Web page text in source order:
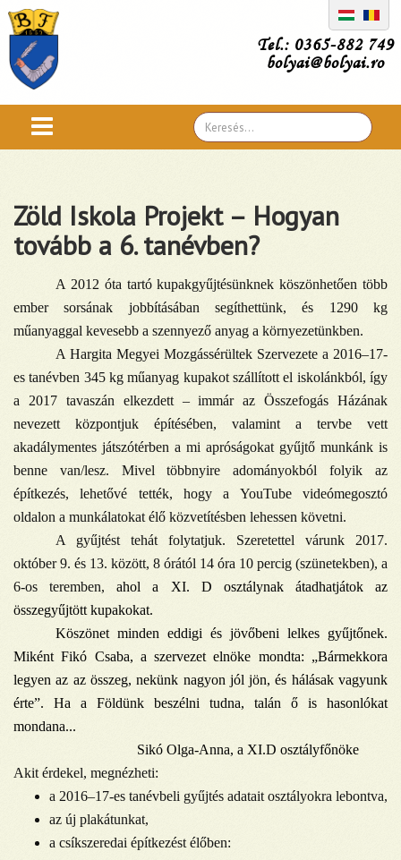
Tel.: 0365-882 749
bolyai@bolyai.ro
Search
...
Zöld Iskola Projekt – Hogyan
tovább a 6. tanévben?
A 2012 óta tartó kupakgyűjtésünknek köszönhetően több
ember sorsának jobbításában segíthettünk, és 1290 kg
műanyaggal kevesebb a szennyező anyag a környezetünkben.
A Hargita Megyei Mozgássérültek Szervezetea 2016–17-
es tanévben 345 kg műanyag kupakot szállított el iskolánkból, így
a 2017 tavaszán elkezdett – immár az Összefogás Házának
nevezett központjuk építésében, valamint a tervbe vett
akadálymentes játszótérben a mi apróságokat gyűjtő munkánk is
benne van/lesz. Mivel többnyire adományokból folyik az
építkezés, lehetővé tették, hogy a YouTube videómegosztó
oldalon a munkálatokat élő közvetítésben lehessen követni.
A gyűjtést tehát folytatjuk. Szeretettel várunk
2017.
október 9. és 13. között, 8 órától 14 óra 10 percig (szünetekben), a
6-os teremben,ahol a XI. D osztálynak átadhatjátok az
összegyűjtött kupakokat.
Köszönet minden eddigi és jövőbeni lelkes gyűjtőnek.
Miként Fikó Csaba, a szervezet elnöke mondta: „Bármekkora
legyen az az összeg, nekünk nagyon jól jön, és hálásak vagyunk
érte”. Ha a Földünk beszélni tudna, talán ő is hasonlókat
mondana...
Sikó Olga-Anna, a XI.D osztályfőnöke
Akit érdekel, megnézheti:
a 2016–17-es tanévbeli gyűjtés adatait osztályokra lebontva,
az új plakátunkat,
a csíkszeredai építkezést élőben: